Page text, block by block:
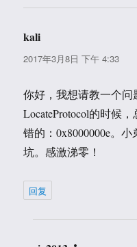
kali
道：
2017年3月8日 下午 4:33
你好，我想请教一个问
LocateProtocol的时候
错的：0x8000000e。
坑。感激涕零！
回复